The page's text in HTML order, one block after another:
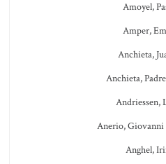
Amoyel,
Amper,
Anchieta,
Anchieta,
Andriessen,
Anerio, Giovanni
Anghel,